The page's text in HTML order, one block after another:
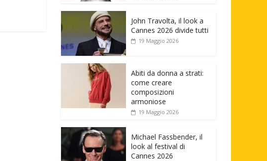
John Travolta, il look a
Cannes 2026 divide tutti
19 Maggio 2026
Abiti da donna a strati:
come creare
composizioni
armoniose
19 Maggio 2026
Michael Fassbender, il
look al festival di
Cannes 2026